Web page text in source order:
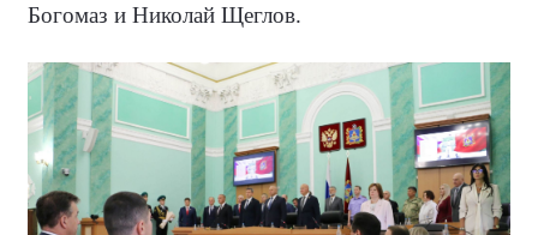
Богомаз и Николай Щеглов.